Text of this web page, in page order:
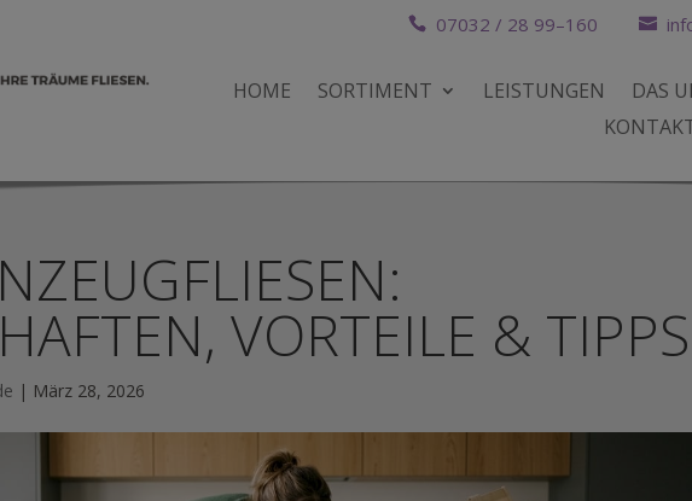
07032 / 28 99–160
HOME SORTIMENT LEISTUNGEN
DAS
VORTEILE & TIPPS
| März 28, 2026